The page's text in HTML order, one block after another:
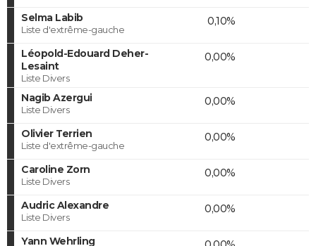
Selma Labib
Liste d'extrême-gauche
0,10%
Léopold-Edouard Deher-
Lesaint
Liste Divers
0,00%
Nagib Azergui
Liste Divers
0,00%
Olivier Terrien
Liste d'extrême-gauche
0,00%
Caroline Zorn
Liste Divers
0,00%
Audric Alexandre
Liste Divers
0,00%
Yann Wehrling